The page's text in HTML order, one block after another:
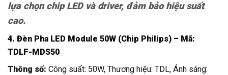
lựa chọn chip LED và driver, đảm bảo hiệu suất
cao.
4. Đèn Pha LED Module 50W (Chip Philips) – Mã:
TDLF-MDS50
Thông số: Công suất: 50W, Thương hiệu: TDL, Ánh sáng: